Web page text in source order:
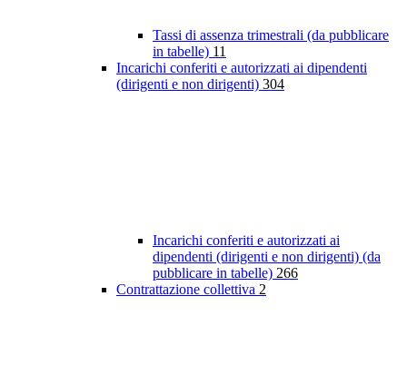
Tassi di assenza trimestrali (da pubblicare
in tabelle) 11
Incarichi conferiti e autorizzati ai dipendenti
(dirigenti e non dirigenti) 304
Incarichi conferiti e autorizzati ai
dipendenti (dirigenti e non dirigenti) (da
pubblicare in tabelle) 266
Contrattazione collettiva 2